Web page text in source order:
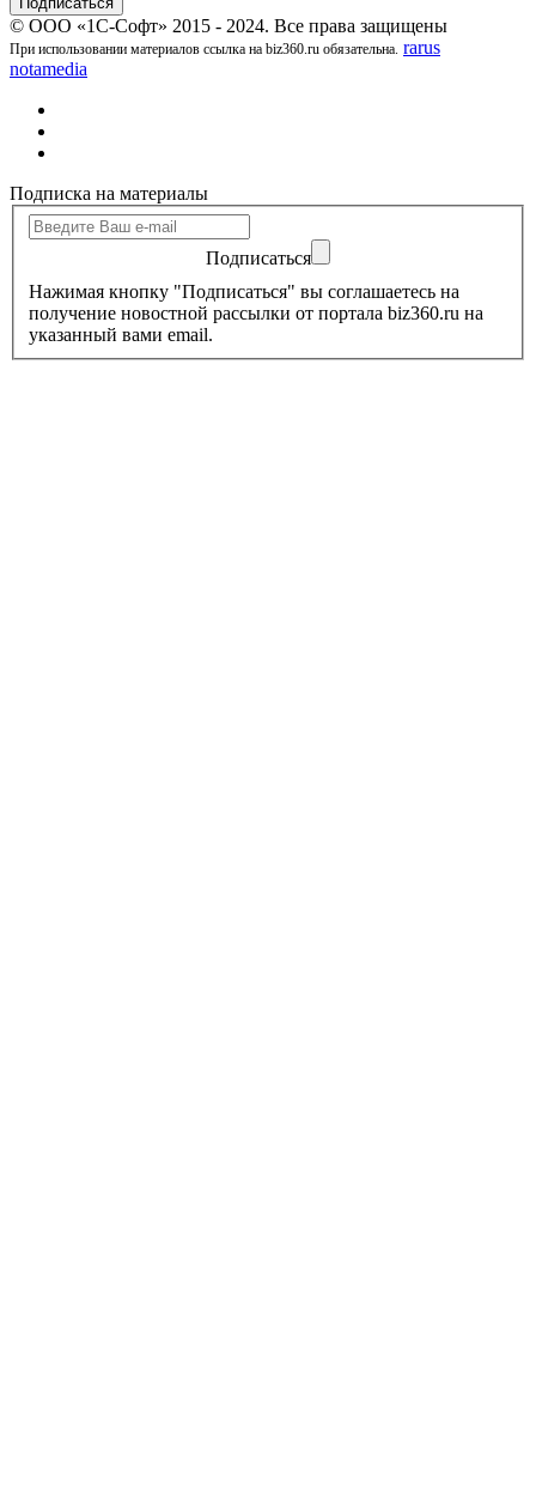
© ООО «1С-Софт» 2015 - 2024. Все права защищены
При использовании материалов ссылка на biz360.ru обязательна. rarus
notamedia
Подписка на материалы
Подписаться
Нажимая кнопку "Подписаться" вы соглашаетесь на
получение новостной рассылки от портала biz360.ru на
указанный вами email.